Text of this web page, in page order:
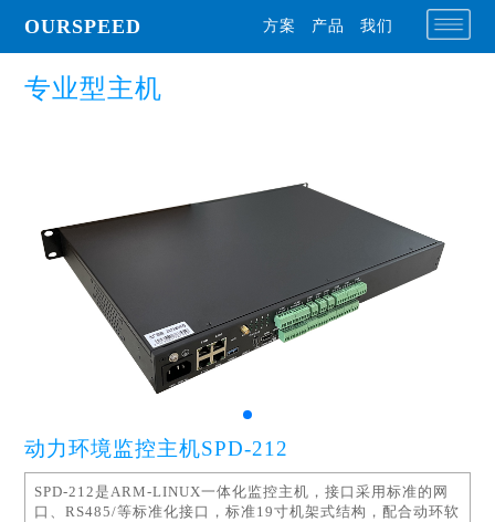
OURSPEED 方案 产品 我们
专业型主机
动力环境监控主机SPD-212
SPD-212是ARM-LINUX一体化监控主机，接口采用标准的网
口、RS485/等标准化接口，标准19寸机架式结构，配合动环软